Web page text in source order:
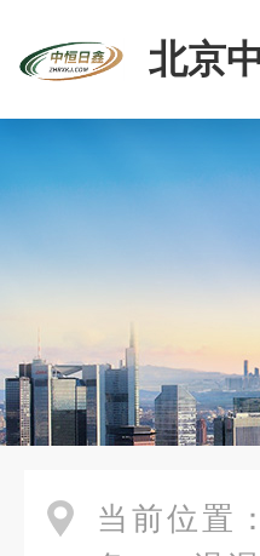
北京
当前位置：